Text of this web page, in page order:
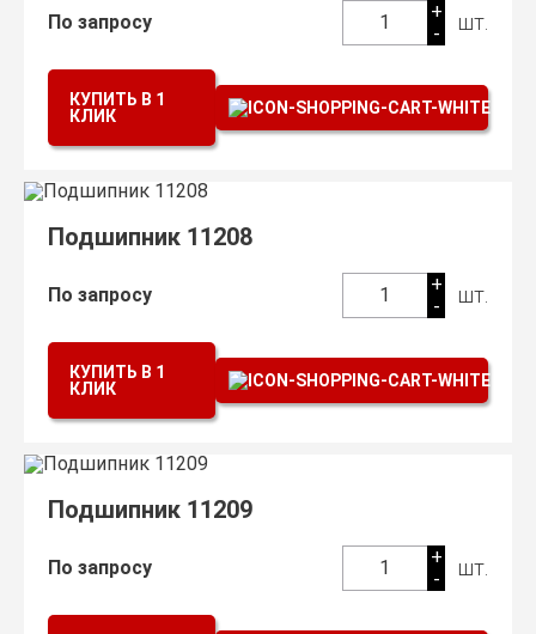
По запросу 1
+
-
шт.
КУПИТЬ В 1
КЛИК
Подшипник 11208
По запросу 1
+
-
шт.
КУПИТЬ В 1
КЛИК
Подшипник 11209
По запросу 1
+
-
шт.